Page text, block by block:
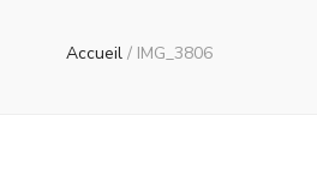
Accueil / IMG_3806